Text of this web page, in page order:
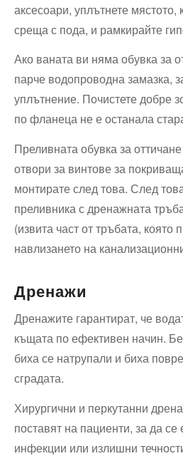
аксесоари, уплътнете мястото,
среща с пода, и рамкирайте
Ако ваната ви няма обувка за
парче водопроводна замазка,
уплътнение. Почистете добре
по фланеца не е останала
Преливната обувка за
отвори за винтове за
монтирате след това. След
преливника с дренажната
(извита част от тръбата, която
навлизането на
Дренажи
Дренажите гарантират, че
къщата по ефективен начин.
биха се натрупали и биха
сградата.
Хирургични и перкутанни
поставят на пациенти, за да се
инфекции или излишни